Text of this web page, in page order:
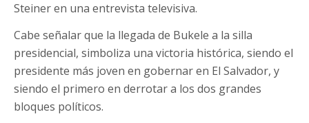
Steiner en una entrevista televisiva.
Cabe señalar que la llegada de Bukele a la silla
presidencial, simboliza una victoria histórica, siendo el
presidente más joven en gobernar en El Salvador, y
siendo el primero en derrotar a los dos grandes
bloques políticos.